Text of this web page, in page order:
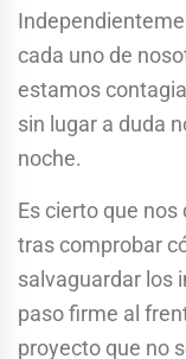
cada uno de
estamos
sin lugar a duda
noche.
Es cierto que
tras comprobar
salvaguardar los
paso firme al
proyecto que no